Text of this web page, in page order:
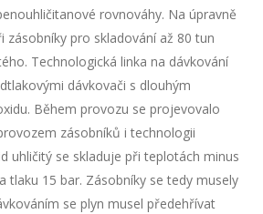
rovnováhy. Na úpravně
zásobníky pro skladování až 80 tun
Technologická linka na dávkování
dávkovači s dlouhým
Během provozu se projevovalo
zásobníků i technologii
uhličitý se skladuje při teplotách minus
tlaku 15 bar. Zásobníky se tedy musely
se plyn musel předehřívat